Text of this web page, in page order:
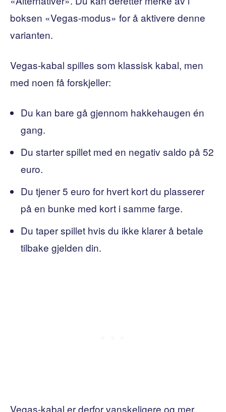
boksen «Vegas-modus» for å aktivere denne
varianten.
Vegas-kabal spilles som klassisk kabal, men
med noen få forskjeller:
Du kan bare gå gjennom hakkehaugen én
gang.
Du starter spillet med en negativ saldo på 52
euro.
Du tjener 5 euro for hvert kort du plasserer
på en bunke med kort i samme farge.
Du taper spillet hvis du ikke klarer å betale
tilbake gjelden din.
Vegas-kabal er derfor vanskeligere og mer